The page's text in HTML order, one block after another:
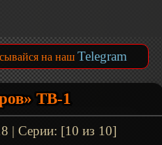
на наш Telegram
ТВ-1
| Серии: [10 из 10]